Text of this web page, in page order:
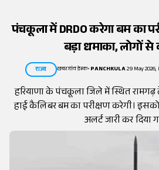
पंचकूला में DRDO करेगा बम का
बड़ा धमाका, लोगों
राज्य खबरगांव डेस्क•PANCHKULA29 May
हरियाणा के पंचकूला जिले में स्थित रामगढ़
हाई कैलिबर बम का परीक्षण करेगी।
अलर्ट जारी कर दिया